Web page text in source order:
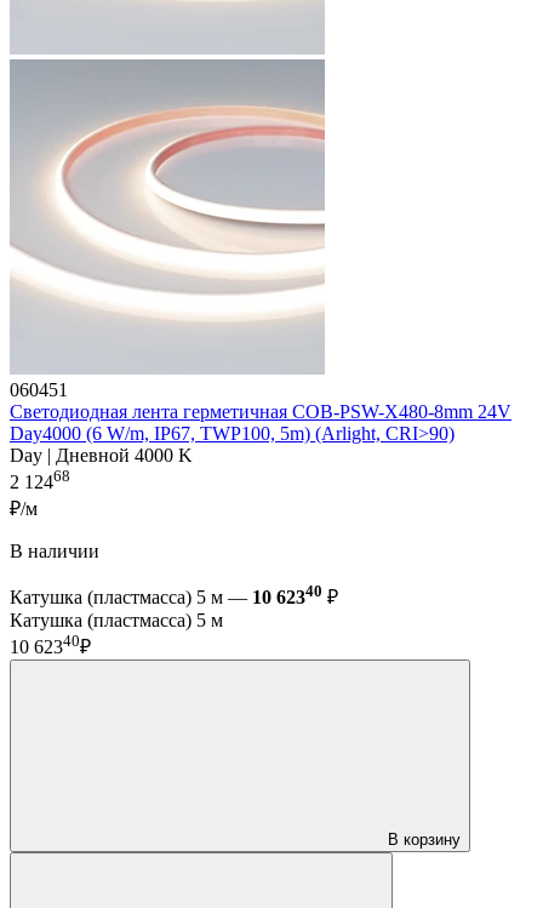
060451
Светодиодная лента герметичная COB-PSW-X480-8mm 24V
Day4000 (6 W/m, IP67, TWP100, 5m) (Arlight, CRI>90)
Day | Дневной 4000 K
2 12468
₽/м
В наличии
Катушка (пластмасса) 5 м — 10 62340 ₽
Катушка (пластмасса) 5 м
10 62340₽
В корзину